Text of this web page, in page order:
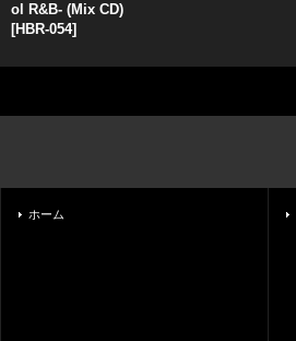
ol R&B- (Mix CD)
[HBR-054]
ホーム